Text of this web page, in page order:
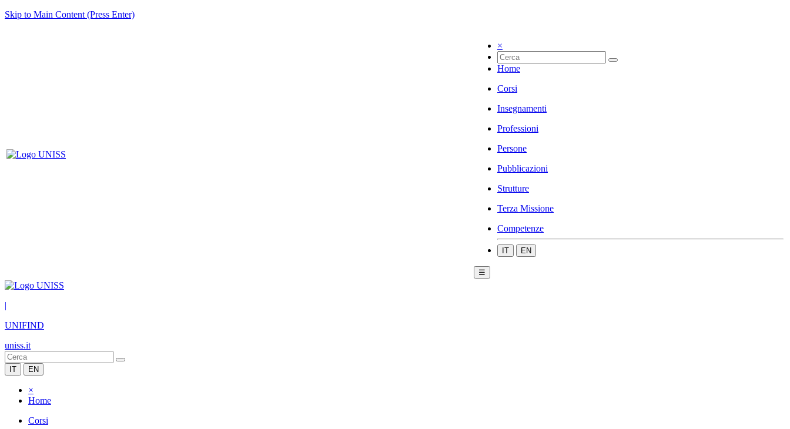
Skip to Main Content (Press Enter)
×
Home
Corsi
Insegnamenti
Professioni
Persone
Pubblicazioni
Strutture
Terza Missione
Competenze
IT EN
☰
|
UNIFIND
uniss.it
IT EN
×
Home
Corsi